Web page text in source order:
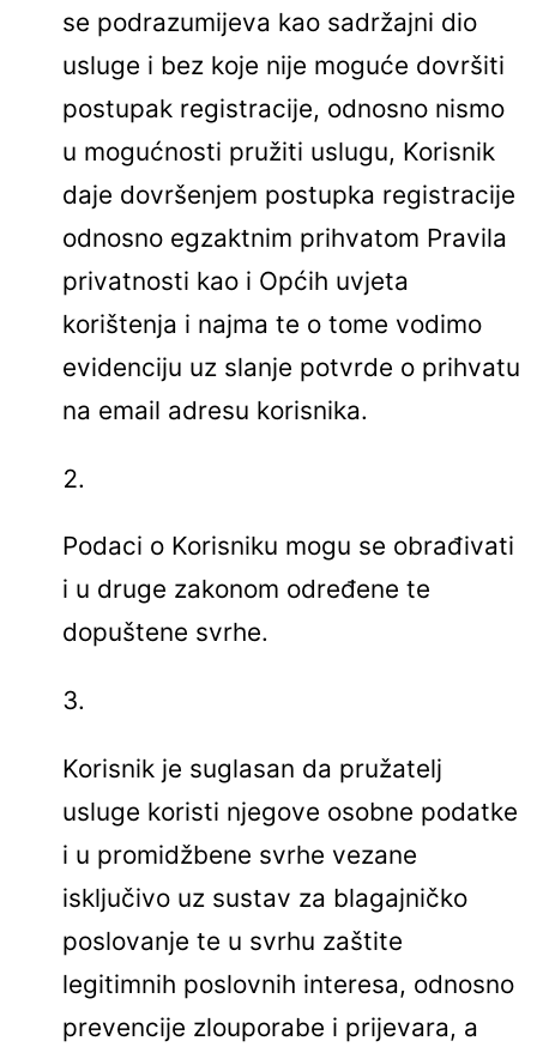
se podrazumijeva kao sadržajni dio
usluge i bez koje nije moguće dovršiti
postupak registracije, odnosno nismo
u mogućnosti pružiti uslugu, Korisnik
daje dovršenjem postupka registracije
odnosno egzaktnim prihvatom Pravila
privatnosti kao i Općih uvjeta
korištenja i najma te o tome vodimo
evidenciju uz slanje potvrde o prihvatu
na email adresu korisnika.
Podaci o Korisniku mogu se obrađivati
i u druge zakonom određene te
dopuštene svrhe.
Korisnik je suglasan da pružatelj
usluge koristi njegove osobne podatke
i u promidžbene svrhe vezane
isključivo uz sustav za blagajničko
poslovanje te u svrhu zaštite
legitimnih poslovnih interesa, odnosno
prevencije zlouporabe i prijevara, a